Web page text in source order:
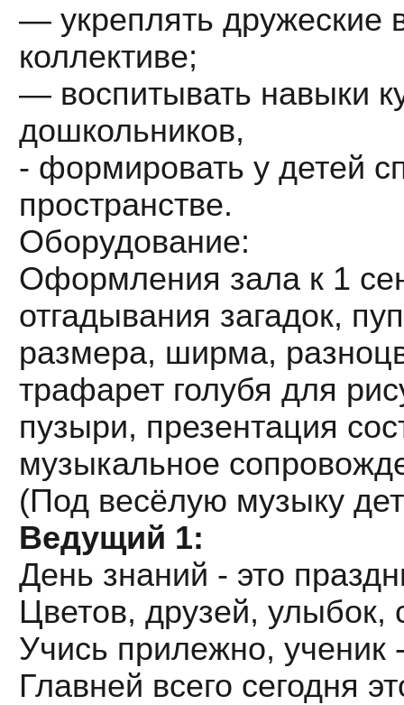
— укреплять дружеские
коллективе;
— воспитывать навыки
дошкольников,
- формировать у детей
пространстве.
Оборудование:
Оформления зала к 1
отгадывания загадок,
размера, ширма,
трафарет голубя для
пузыри, презентация
музыкальное
(Под весёлую музыку
Ведущий 1:
День знаний - это
Цветов, друзей, улыбок,
Учись прилежно, ученик
Главней всего сегодня